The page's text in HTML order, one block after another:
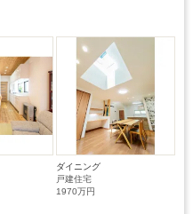
ダイニング
戸建住宅
1970万円